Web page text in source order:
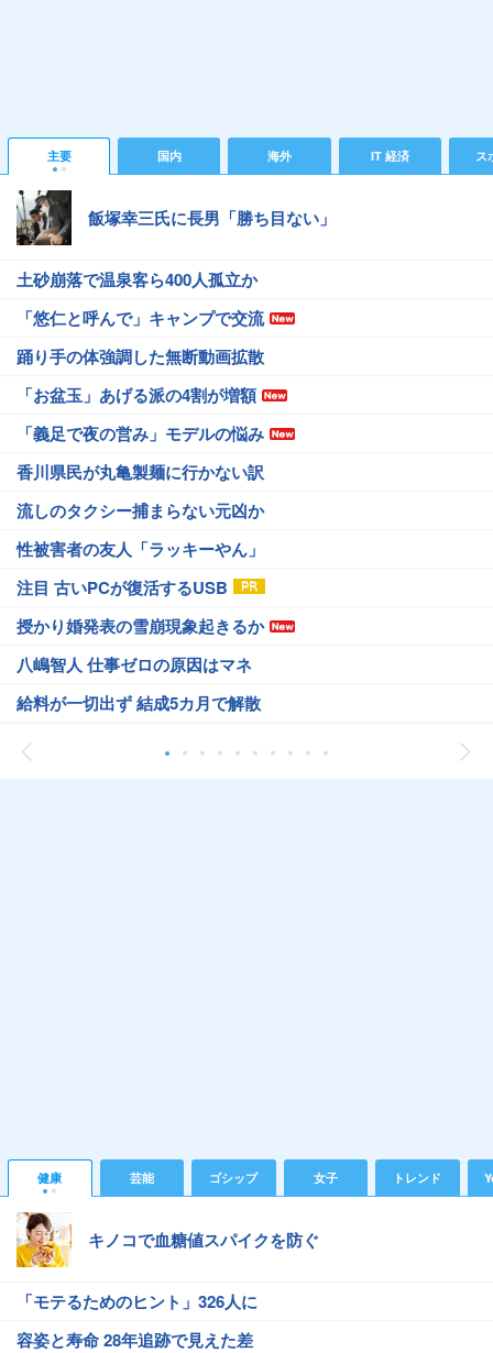
主要 国内 海外 IT 経済 ス
飯塚幸三氏に長男「勝ち目ない」
土砂崩落で温泉客ら400人孤立か
「悠仁と呼んで」キャンプで交流
踊り手の体強調した無断動画拡散
「お盆玉」あげる派の4割が増額
「義足で夜の営み」モデルの悩み
香川県民が丸亀製麺に行かない訳
流しのタクシー捕まらない元凶か
性被害者の友人「ラッキーやん」
注目 古いPCが復活するUSB
授かり婚発表の雪崩現象起きるか
八嶋智人 仕事ゼロの原因はマネ
給料が一切出ず 結成5カ月で解散
健康 芸能 ゴシップ 女子 トレンド
キノコで血糖値スパイクを防ぐ
「モテるためのヒント」326人に
容姿と寿命 28年追跡で見えた差